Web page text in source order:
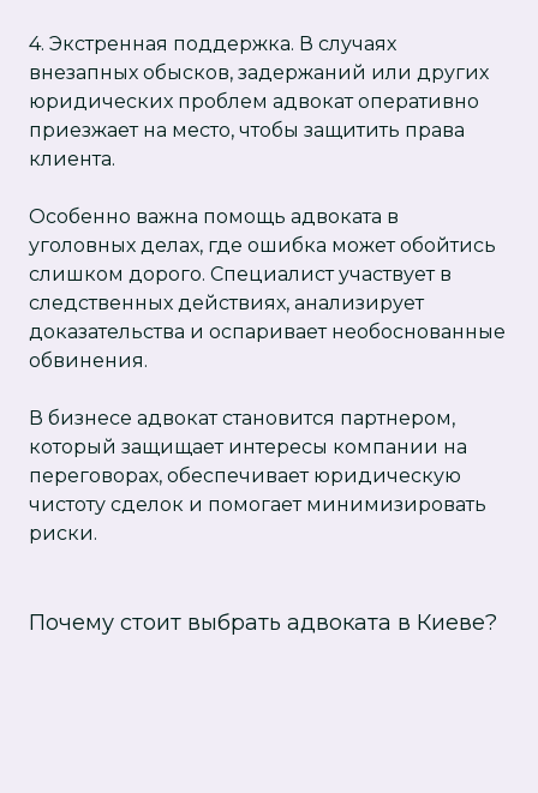
4. Экстренная поддержка. В случаях
внезапных обысков, задержаний или других
юридических проблем адвокат оперативно
приезжает на место, чтобы защитить права
клиента.
Особенно важна помощь адвоката в
уголовных делах, где ошибка может обойтись
слишком дорого. Специалист участвует в
следственных действиях, анализирует
доказательства и оспаривает необоснованные
обвинения.
В бизнесе адвокат становится партнером,
который защищает интересы компании на
переговорах, обеспечивает юридическую
чистоту сделок и помогает минимизировать
риски.
Почему стоит выбрать адвоката в Киеве?